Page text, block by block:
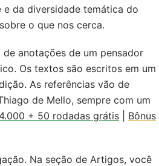
e da diversidade temática do
o que nos cerca.
anotações de um pensador
Os textos são escritos em um
As referências vão de
de Mello, sempre com um
+ 50 rodadas grátis
Bônus
Na seção de Artigos, você